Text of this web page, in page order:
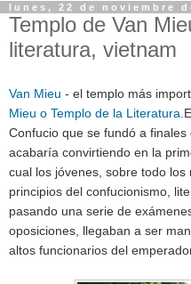
lunes, 22 de noviembre
Templo de Van
literatura, vietnam
Van Mieu - el templo más
Mieu o Templo de la Literatura.
Confucio que se fundó a
acabaría convirtiendo en la
cual los jóvenes, sobre todo
principios del confucionismo,
pasando una serie de
oposiciones, llegaban a ser
altos funcionarios del